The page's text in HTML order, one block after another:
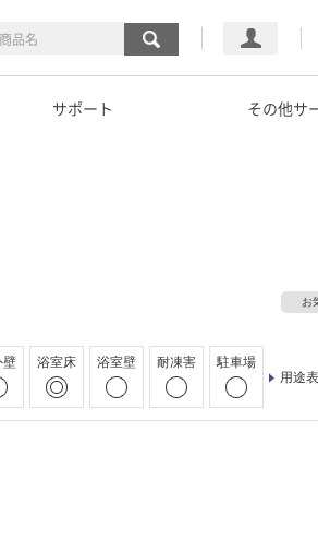
マイページ
カート
サポート その他サ
お
壁 浴室床 浴室壁 耐凍害
駐車場
用途